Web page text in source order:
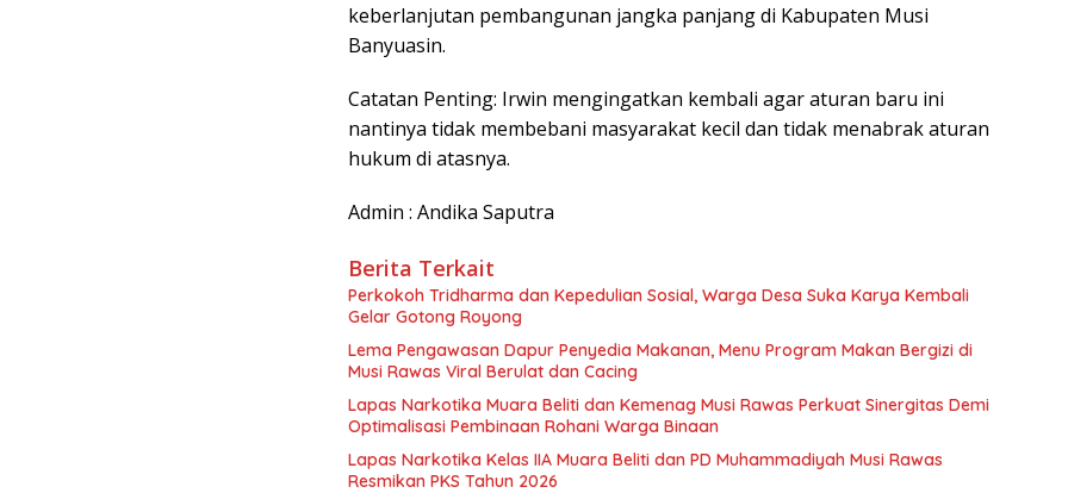
keberlanjutan pembangunan jangka panjang di Kabupaten Musi
Banyuasin.
​Catatan Penting: Irwin mengingatkan kembali agar aturan baru ini
nantinya tidak membebani masyarakat kecil dan tidak menabrak aturan
hukum di atasnya.
Admin : Andika Saputra
Berita Terkait
Perkokoh Tridharma dan Kepedulian Sosial, Warga Desa Suka Karya Kembali
Gelar Gotong Royong
Lema Pengawasan Dapur Penyedia Makanan, Menu Program Makan Bergizi di
Musi Rawas Viral Berulat dan Cacing
Lapas Narkotika Muara Beliti dan Kemenag Musi Rawas Perkuat Sinergitas Demi
Optimalisasi Pembinaan Rohani Warga Binaan
Lapas Narkotika Kelas IIA Muara Beliti dan PD Muhammadiyah Musi Rawas
Resmikan PKS Tahun 2026